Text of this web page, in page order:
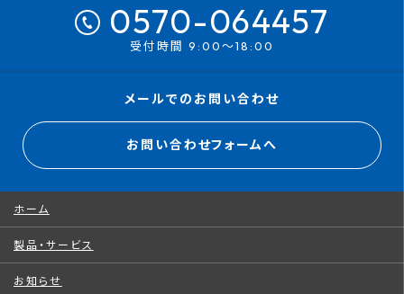
0570-064457
受付時間 9:00～18:00
メールでのお問い合わせ
お問い合わせフォームへ
ホーム
製品・サービス
お知らせ